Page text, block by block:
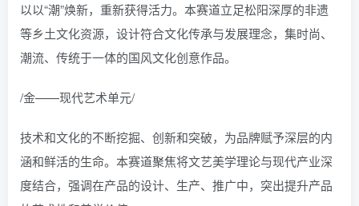
以以“潮”焕新，重新获得活力。本赛道立足松阳深厚的非遗
等乡土文化资源，设计符合文化传承与发展理念，集时尚、
潮流、传统于一体的国风文化创意作品。
/金——现代艺术单元/
技术和文化的不断挖掘、创新和突破，为品牌赋予深层的内
涵和鲜活的生命。本赛道聚焦将文艺美学理论与现代产业深
度结合，强调在产品的设计、生产、推广中，突出提升产品